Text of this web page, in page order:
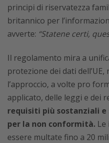
principi di riservatezza
britannico per
avverte: “Statene certi,
Il regolamento mira a
protezione dei dati
l’approccio, a volte pro
applicato, delle leggi e dei
requisiti più sostanziali
per la non conformità.
essere multate fino a 20